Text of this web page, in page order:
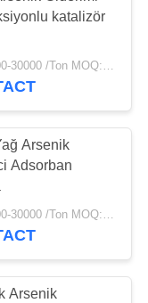
katalizör
Arsenik
Adsorban
USD3000-30000 /Ton MOQ:1 kg
Arsenik